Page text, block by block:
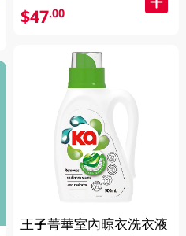
$47.00
王子菁華室內晾衣洗衣液